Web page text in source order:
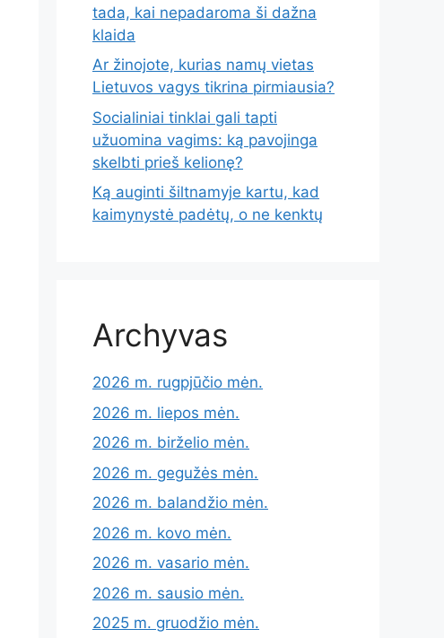
tada, kai nepadaroma ši dažna
klaida
Ar žinojote, kurias namų vietas
Lietuvos vagys tikrina pirmiausia?
Socialiniai tinklai gali tapti
užuomina vagims: ką pavojinga
skelbti prieš kelionę?
Ką auginti šiltnamyje kartu, kad
kaimynystė padėtų, o ne kenktų
Archyvas
2026 m. rugpjūčio mėn.
2026 m. liepos mėn.
2026 m. birželio mėn.
2026 m. gegužės mėn.
2026 m. balandžio mėn.
2026 m. kovo mėn.
2026 m. vasario mėn.
2026 m. sausio mėn.
2025 m. gruodžio mėn.